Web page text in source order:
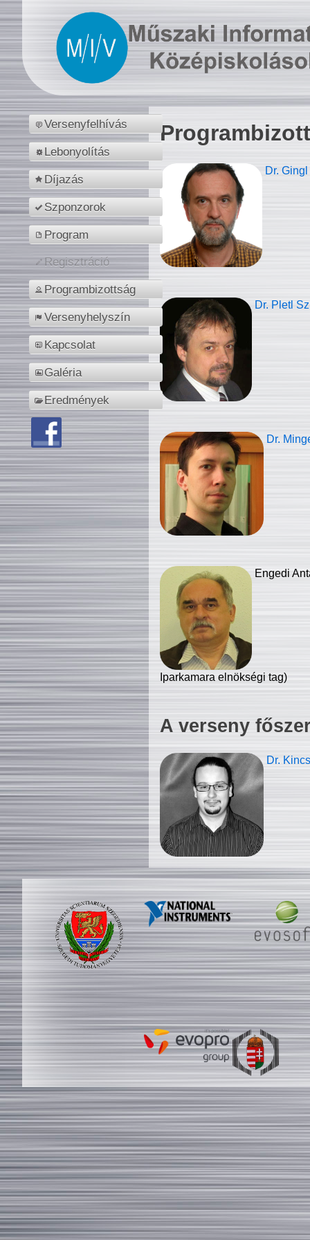
Versenyfelhívás
Lebonyolítás
Díjazás
Szponzorok
Program
Regisztráció
Programbizottság
Versenyhelyszín
Kapcsolat
Galéria
Eredmények
Dr.
Dr. Pletl
Dr.
Engedi
Iparkamara elnökségi tag)
A verseny
Dr.